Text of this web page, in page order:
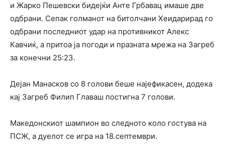
и Жарко Пешевски бидејќи Анте Грбавац имаше две
одбрани. Сепак голманот на битолчани Хеидарирад го
одбрани последниот удар на противникот Алекс
Кавчиќ, а притоа ја погоди и празната мрежа на Загреб
за конечни 25:23.
Дејан Манасков со 8 голови беше најефикасен, додека
кај Загреб Филип Главаш постигна 7 голови.
Македонскиот шампион во следното коло гостува на
ПСЖ, а дуелот се игра на 18.септември.